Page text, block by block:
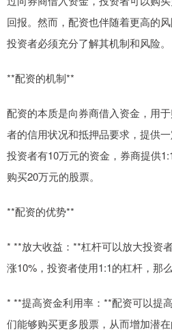
回报。然而，配资也伴随着更高的
投资者必须充分了解其机制和风险。
**配资的机制**
配资的本质是向券商借入资金，用
者的信用状况和抵押品要求，提供
投资者有10万元的资金，券商提供
购买20万元的股票。
**配资的优势**
* **放大收益：**杠杆可以放大投资
涨10%，投资者使用1:1的杠杆，那
* **提高资金利用率：**配资可以提
们能够购买更多股票，从而增加潜在